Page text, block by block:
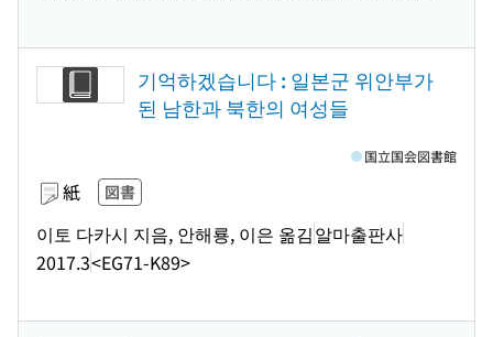
기억하겠습니다 : 일본군 위안부가
된 남한과 북한의 여성들
紙 図書
이토 다카시 지음, 안해룡, 이은 옮김알마출판사
2017.3<EG71-K89>
国立国会図書館